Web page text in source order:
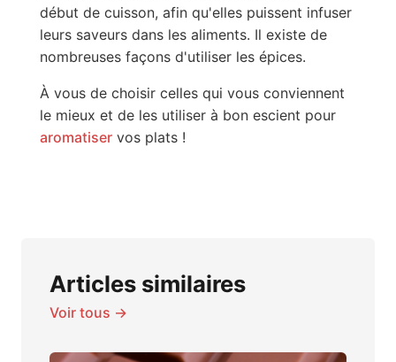
début de cuisson, afin qu'elles puissent infuser
leurs saveurs dans les aliments. Il existe de
nombreuses façons d'utiliser les épices.
À vous de choisir celles qui vous conviennent
le mieux et de les utiliser à bon escient pour
aromatiservos plats !
Articles similaires
Voir tous →